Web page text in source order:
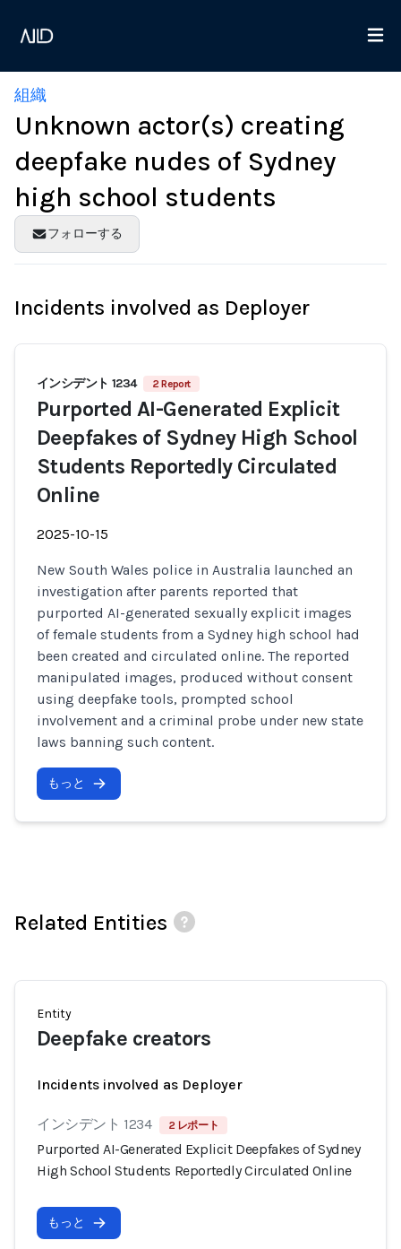
組織
Unknown actor(s) creating
deepfake nudes of Sydney
high school students
フォローする
Incidents involved as Deployer
インシデント 1234 2 Report
Purported AI-Generated Explicit
Deepfakes of Sydney High School
Students Reportedly Circulated
Online
2025-10-15
New South Wales police in Australia launched an
investigation after parents reported that
purported AI-generated sexually explicit images
of female students from a Sydney high school had
been created and circulated online. The reported
manipulated images, produced without consent
using deepfake tools, prompted school
involvement and a criminal probe under new state
laws banning such content.
もっと
Related Entities
Entity
Deepfake creators
Incidents involved as Deployer
インシデント 1234 2 レポート
Purported AI-Generated Explicit Deepfakes of Sydney
High School Students Reportedly Circulated Online
もっと